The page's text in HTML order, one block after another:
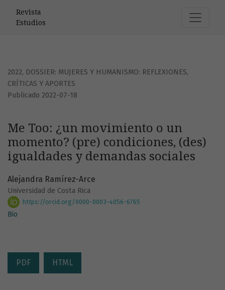
Revista
Estudios
2022, DOSSIER: MUJERES Y HUMANISMO: REFLEXIONES,
CRÍTICAS Y APORTES
Me Too: ¿un movimiento o un
momento? (pre) condiciones, (des)
igualdades y demandas sociales
Publicado 2022-07-18
Alejandra Ramírez-Arce
Universidad de Costa Rica
https://orcid.org/0000-0003-4056-6765
Bio
PDF HTML